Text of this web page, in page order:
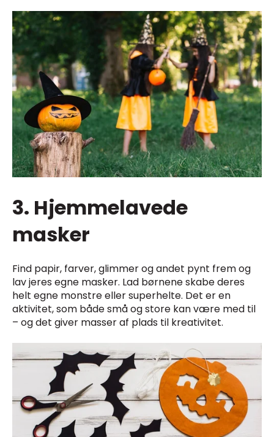
3. Hjemmelavede
masker
Find papir, farver, glimmer og andet pynt frem og
lav jeres egne masker. Lad børnene skabe deres
helt egne monstre eller superhelte. Det er en
aktivitet, som både små og store kan være med til
– og det giver masser af plads til kreativitet.